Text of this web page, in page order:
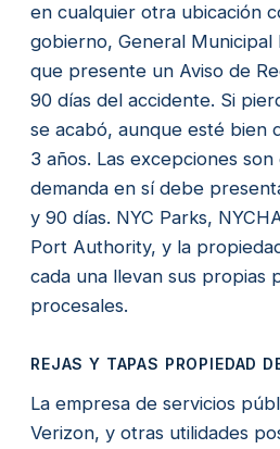
en cualquier otra ubicación
gobierno, General
que presente un Aviso de
90 días del accidente. Si
se acabó, aunque esté bien
3 años. Las excepciones son
demanda en sí debe
y 90 días. NYC Parks,
Port Authority, y la
cada una llevan sus propias
procesales.
REJAS Y TAPAS PROPIEDAD
La empresa de servicios
Verizon, y otras utilidades